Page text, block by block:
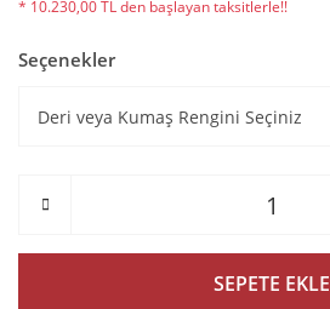
* 10.230,00 TL den başlayan taksitlerle!!
Seçenekler
SEPETE EKLE